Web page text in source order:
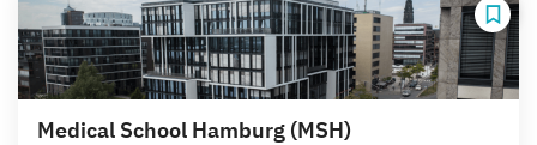
Medical School Hamburg (MSH)